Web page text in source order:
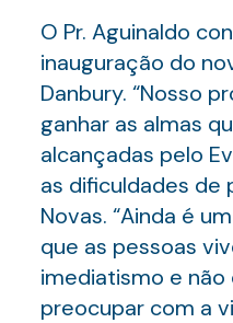
O Pr. Aguinaldo
inauguração do
Danbury. “Nosso
ganhar as almas
alcançadas pelo
as dificuldades de
Novas. “Ainda é
que as pessoas
imediatismo e
preocupar com a